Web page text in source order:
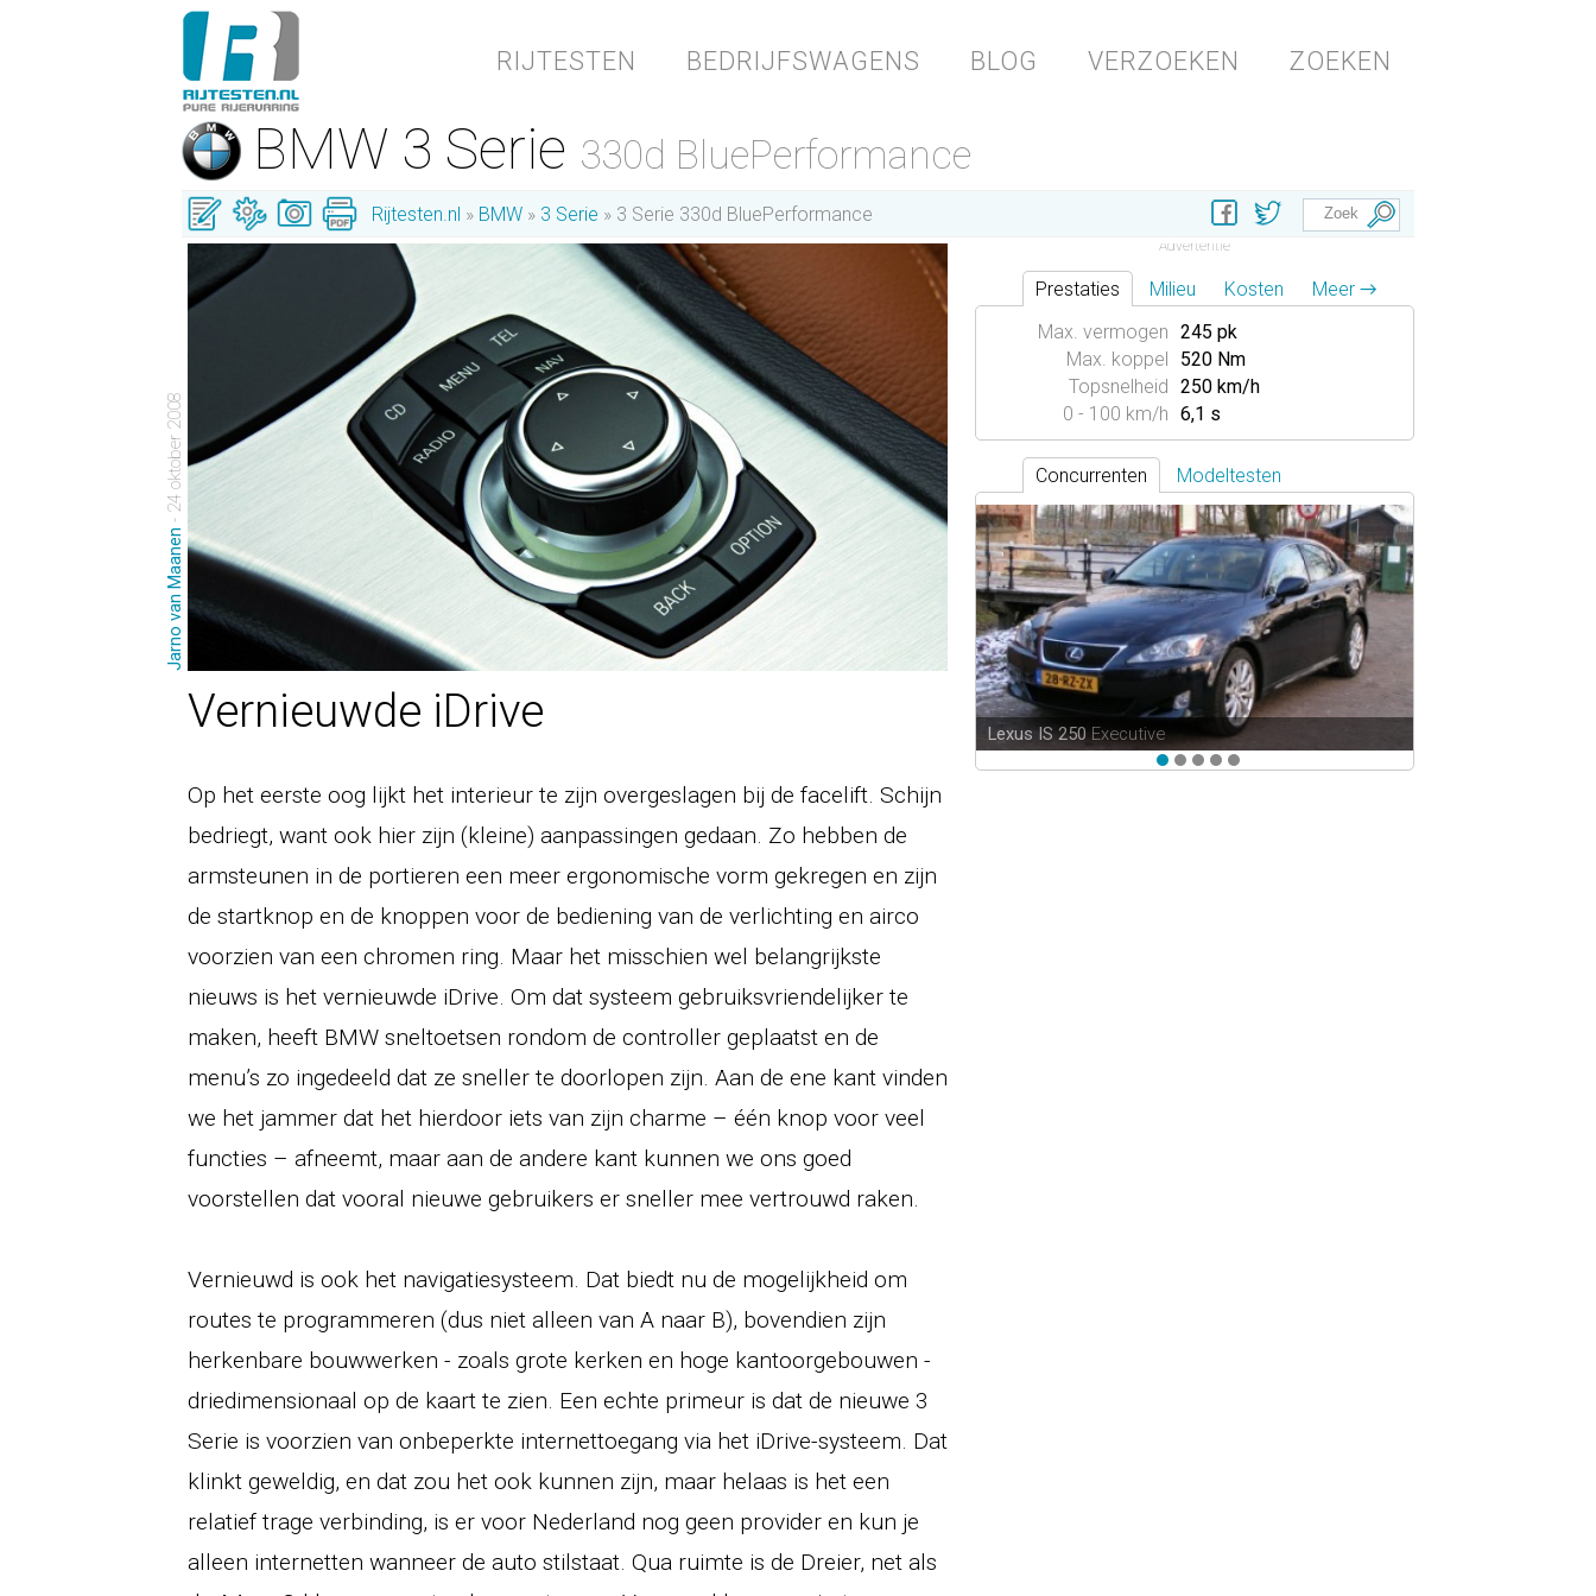
RIJTESTEN BEDRIJFSWAGENS BLOG VERZOEKEN ZOEKEN
BMW 3 Serie 330d BluePerformance
Rijtesten.nl BMW 3 Serie 3 Serie 330d BluePerformance
Jarno van Maanen
- 24 oktober 2008
Vernieuwde iDrive
Op het eerste oog lijkt het interieur te zijn overgeslagen bij de facelift. Schijn
bedriegt, want ook hier zijn (kleine) aanpassingen gedaan. Zo hebben de
armsteunen in de portieren een meer ergonomische vorm gekregen en zijn
de startknop en de knoppen voor de bediening van de verlichting en airco
voorzien van een chromen ring. Maar het misschien wel belangrijkste
nieuws is het vernieuwde iDrive. Om dat systeem gebruiksvriendelijker te
maken, heeft BMW sneltoetsen rondom de controller geplaatst en de
menu’s zo ingedeeld dat ze sneller te doorlopen zijn. Aan de ene kant vinden
we het jammer dat het hierdoor iets van zijn charme – één knop voor veel
functies – afneemt, maar aan de andere kant kunnen we ons goed
voorstellen dat vooral nieuwe gebruikers er sneller mee vertrouwd raken.
Vernieuwd is ook het navigatiesysteem. Dat biedt nu de mogelijkheid om
routes te programmeren (dus niet alleen van A naar B), bovendien zijn
herkenbare bouwwerken - zoals grote kerken en hoge kantoorgebouwen -
driedimensionaal op de kaart te zien. Een echte primeur is dat de nieuwe 3
Serie is voorzien van onbeperkte internettoegang via het iDrive-systeem. Dat
klinkt geweldig, en dat zou het ook kunnen zijn, maar helaas is het een
relatief trage verbinding, is er voor Nederland nog geen provider en kun je
alleen internetten wanneer de auto stilstaat. Qua ruimte is de Dreier, net als
Prestaties Milieu Kosten
Meer →
Max. vermogen 245 pk
Max. koppel
520 Nm
Topsnelheid 250 km/h
0 - 100 km/h 6,1 s
Concurrenten Modeltesten
Lexus IS 250Executive